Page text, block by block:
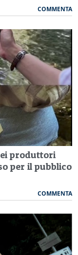
COMMENTA
produttori
per il pubblico
COMMENTA